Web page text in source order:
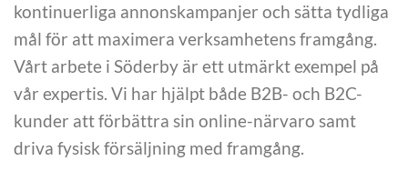
kontinuerliga annonskampanjer och sätta tydliga
mål för att maximera verksamhetens framgång.
Vårt arbete i Söderby är ett utmärkt exempel på
vår expertis. Vi har hjälpt både B2B- och B2C-
kunder att förbättra sin online-närvaro samt
driva fysisk försäljning med framgång.